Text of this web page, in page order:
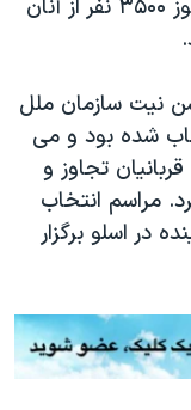
دو سال پیش به اسارت گرفته اند و هنوز ۳۵۰۰ نفر از آنان
نیت سازمان ملل
شده بود و می
تجاوز و
مراسم انتخاب
در اسلو برگزار